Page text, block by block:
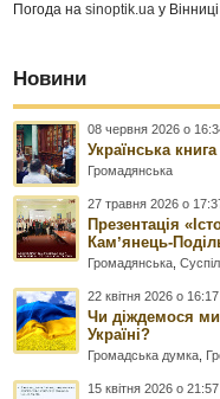
Погода наsinoptik.ua у Вінниці
Новини
08 червня 2026 о
Українська
Громадянська
27 травня 2026 о
Презентація
Камʼянець-
Громадянська ,
22 квітня 2026 о 16:17
Чи діждемося ми
Україні?
Громадська думка
15 квітня 2026 о 21:57